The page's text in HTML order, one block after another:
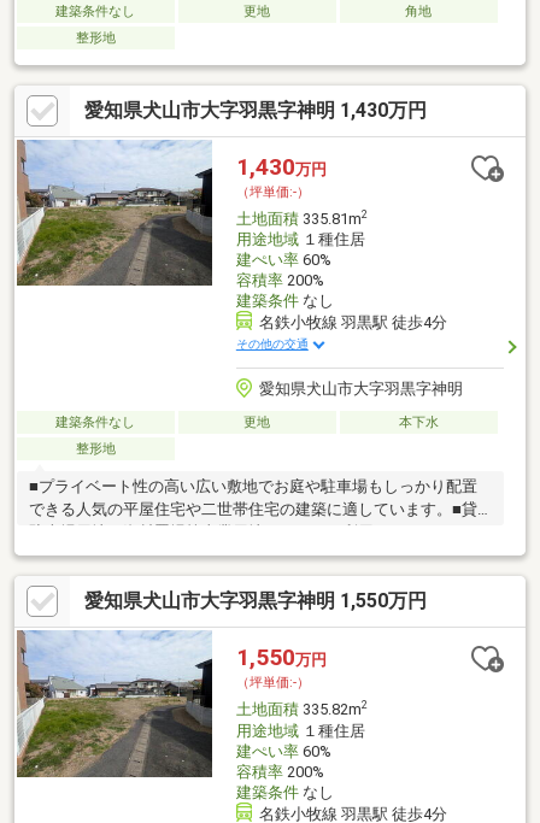
建築条件なし 更地
角地
整形地
愛知県犬山市大字羽黒字神明 1,430万円
1,430万円
（坪単価:-）
土地面積335.81m2
用途地域１種住居
建ぺい率60%
容積率200%
建築条件なし
名鉄小牧線 羽黒駅 徒歩4分
その他の交通
愛知県犬山市大字羽黒字神明
建築条件なし 更地
本下水
整形地
■プライベート性の高い広い敷地でお庭や駐車場もしっかり配置
できる人気の平屋住宅や二世帯住宅の建築に適しています。■貸
■敷地面積が広くお子様を遊ばせるスペース、人気の家庭菜園や
ドックランもお楽しみいただけます。■名鉄小牧線「羽黒」駅徒
歩4分の駅近稀少な立地です。建築条件はありませんので、お好み
のハウスメーカー、工務店等で建築していただけます。■建築時
にセットバックすることで、前面道路は通りやすくなります！■
分筆予定面積：335.81㎡（約101.58坪）！■分筆ライン及び分筆面
積のご相談可能です！
愛知県犬山市大字羽黒字神明 1,550万円
1,550万円
（坪単価:-）
土地面積335.82m2
用途地域１種住居
建ぺい率60%
容積率200%
建築条件なし
名鉄小牧線 羽黒駅 徒歩4分